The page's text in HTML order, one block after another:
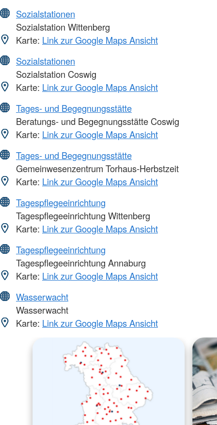
Sozialstationen
Sozialstation Wittenberg
Karte: Link zur Google Maps Ansicht
Sozialstationen
Sozialstation Coswig
Karte: Link zur Google Maps Ansicht
Tages- und Begegnungsstätte
Beratungs- und Begegnungsstätte Coswig
Karte: Link zur Google Maps Ansicht
Tages- und Begegnungsstätte
Gemeinwesenzentrum Torhaus-Herbstzeit
Karte: Link zur Google Maps Ansicht
Tagespflegeeinrichtung
Tagespflegeeinrichtung Wittenberg
Karte: Link zur Google Maps Ansicht
Tagespflegeeinrichtung
Tagespflegeeinrichtung Annaburg
Karte: Link zur Google Maps Ansicht
Wasserwacht
Wasserwacht
Karte: Link zur Google Maps Ansicht